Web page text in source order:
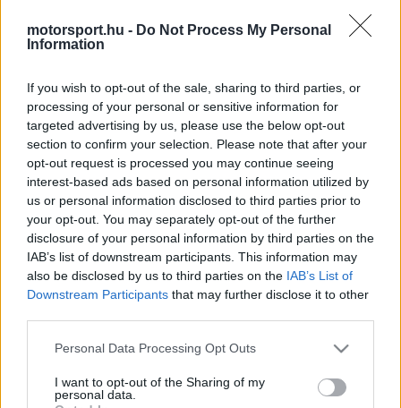
motorsport.hu - Do Not Process My Personal
Information
If you wish to opt-out of the sale, sharing to third parties, or
processing of your personal or sensitive information for
targeted advertising by us, please use the below opt-out
section to confirm your selection. Please note that after your
opt-out request is processed you may continue seeing
interest-based ads based on personal information utilized by
us or personal information disclosed to third parties prior to
your opt-out. You may separately opt-out of the further
disclosure of your personal information by third parties on the
IAB’s list of downstream participants. This information may
also be disclosed by us to third parties on the IAB’s List of
Downstream Participants that may further disclose it to other
Please note that this website/app uses one or more Google
not limited to your visit or usage behaviour. You may click to
grant or deny consent to Google and its third-party tags to
Personal Data Processing Opt Outs
I want to opt-out of the Sharing of my
personal data.
Meglévő felhasználó Új felhasználó
Belépés e-maillel
Elfelejtett jelszó?
Lépj be felhasználónévvel és jelszóval, majd állj át